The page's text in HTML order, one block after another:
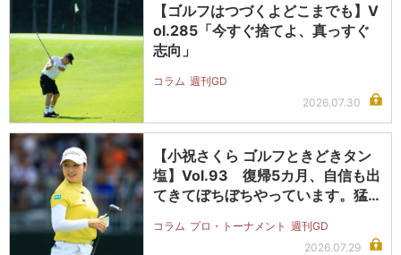
【ゴルフはつづくよどこまでも】V
ol.285「今すぐ捨てよ、真っすぐ
志向」
コラム 週刊GD
2026.07.30
【小祝さくら ゴルフときどきタン
塩】Vol.93 復帰5カ月、自信も出
てきてぼちぼちやっています。猛…
コラム プロ・トーナメント 週刊GD
2026.07.29